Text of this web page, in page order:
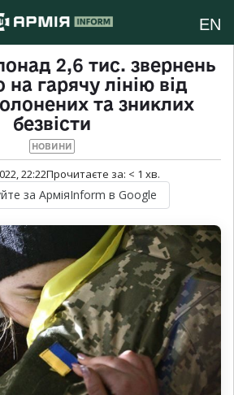
EN
2,6 тис. звернень
гарячу лінію від
та зниклих
безвісти
НОВИНИ
22:22Прочитаєте за: < 1 хв.
за АрміяInform в Google